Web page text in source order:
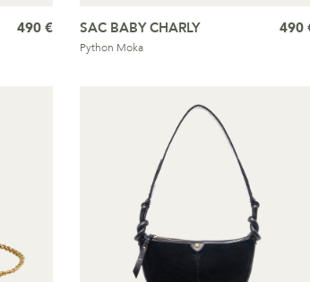
490 € SAC BABY CHARLY
Python Moka
490